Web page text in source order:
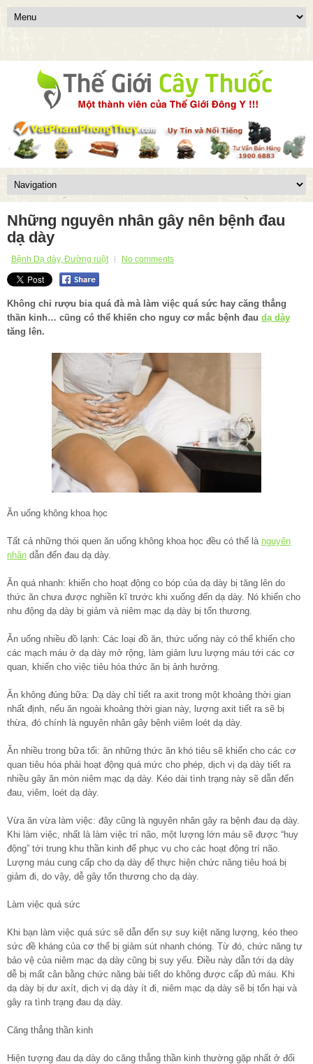
Những nguyên nhân gây nên bệnh đau
dạ dày
Bệnh Dạ dày, Đường ruột No comments
Không chỉ rượu bia quá đà mà làm việc quá sức hay căng thẳng
thần kinh… cũng có thể khiến cho nguy cơ mắc bệnh đau dạ dày
tăng lên.
Ăn uống không khoa học
Tất cả những thói quen ăn uống không khoa học đều có thể là nguyên
nhân dẫn đến đau dạ dày.
Ăn quá nhanh: khiến cho hoạt động co bóp của dạ dày bị tăng lên do
thức ăn chưa được nghiền kĩ trước khi xuống đến dạ dày. Nó khiến cho
nhu động dạ dày bị giảm và niêm mạc dạ dày bị tổn thương.
Ăn uống nhiều đồ lạnh: Các loại đồ ăn, thức uống này có thể khiến cho
các mạch máu ở dạ dày mở rộng, làm giảm lưu lượng máu tới các cơ
quan, khiến cho việc tiêu hóa thức ăn bị ảnh hưởng.
Ăn không đúng bữa: Dạ dày chỉ tiết ra axit trong một khoảng thời gian
nhất định, nếu ăn ngoài khoảng thời gian này, lượng axit tiết ra sẽ bị
thừa, đó chính là nguyên nhân gây bệnh viêm loét dạ dày.
Ăn nhiều trong bữa tối: ăn những thức ăn khó tiêu sẽ khiến cho các cơ
quan tiêu hóa phải hoạt động quá mức cho phép, dịch vị dạ dày tiết ra
nhiều gây ăn mòn niêm mạc dạ dày. Kéo dài tình trạng này sẽ dẫn đến
đau, viêm, loét dạ dày.
Vừa ăn vừa làm việc: đây cũng là nguyên nhân gây ra bệnh đau dạ dày.
Khi làm việc, nhất là làm việc trí não, một lượng lớn máu sẽ được “huy
động” tới trung khu thần kinh để phục vụ cho các hoạt động trí não.
Lượng máu cung cấp cho dạ dày để thực hiện chức năng tiêu hoá bị
giảm đi, do vậy, dễ gây tổn thương cho dạ dày.
Làm việc quá sức
Khi bạn làm việc quá sức sẽ dẫn đến sự suy kiệt năng lượng, kéo theo
sức đề kháng của cơ thể bị giảm sút nhanh chóng. Từ đó, chức năng tự
bảo vệ của niêm mạc dạ dày cũng bị suy yếu. Điều này dẫn tới dạ dày
dễ bị mất cân bằng chức năng bài tiết do không được cấp đủ máu. Khi
dạ dày bị dư axít, dịch vị dạ dày ít đi, niêm mạc dạ dày sẽ bị tổn hại và
gây ra tình trạng đau dạ dày.
Căng thẳng thần kinh
Hiện tượng đau dạ dày do căng thẳng thần kinh thường gặp nhất ở đối